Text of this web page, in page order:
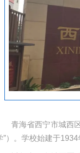
青海省西宁市城西
”）。学校始建于